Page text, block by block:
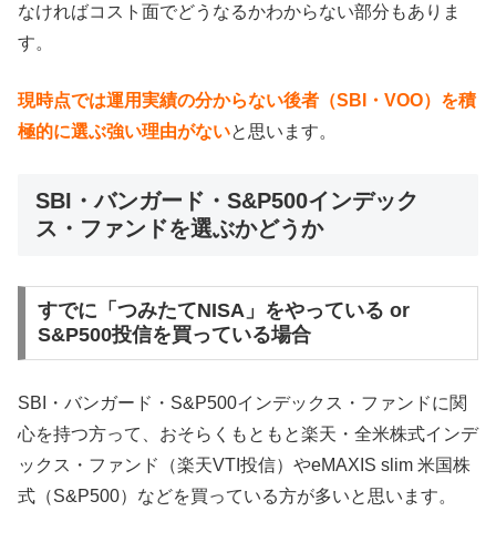
なければコスト面でどうなるかわからない部分もありま
す。
現時点では運用実績の分からない後者（SBI・VOO）を積
極的に選ぶ強い理由がないと思います。
SBI・バンガード・S&P500インデック
ス・ファンドを選ぶかどうか
すでに「つみたてNISA」をやっている or
S&P500投信を買っている場合
SBI・バンガード・S&P500インデックス・ファンドに関
心を持つ方って、おそらくもともと楽天・全米株式インデ
ックス・ファンド（楽天VTI投信）やeMAXIS slim 米国株
式（S&P500）などを買っている方が多いと思います。